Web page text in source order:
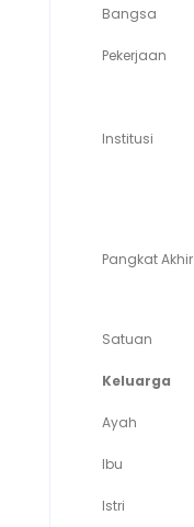
Bangsa
Pekerjaan
Institusi
Pangkat Akhir
Satuan
Keluarga
Ayah
Ibu
Istri